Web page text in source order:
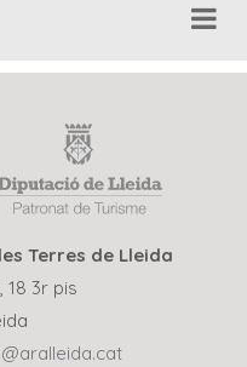
Terres de Lleida
18 3r pis